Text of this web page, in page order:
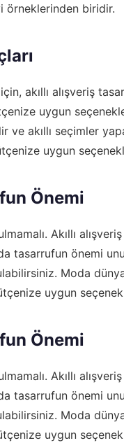
örneklerinden biridir.
akıllı alışveriş
uygun
akıllı seçimler
uygun
Önemi
Akıllı
tasarrufun önemi
Moda
uygun
Önemi
Akıllı
tasarrufun önemi
Moda
uygun